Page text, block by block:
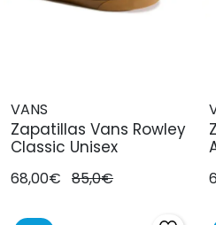
VANS
Zapatillas Vans Rowley
Classic Unisex
68,00€ 85,0€